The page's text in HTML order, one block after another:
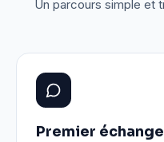
Un parcours simple et
Premier échange